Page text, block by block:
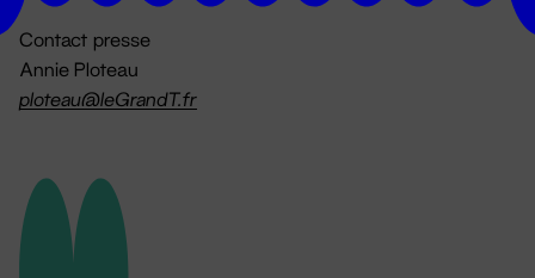
Contact presse
Annie Ploteau
ploteau@leGrandT.fr